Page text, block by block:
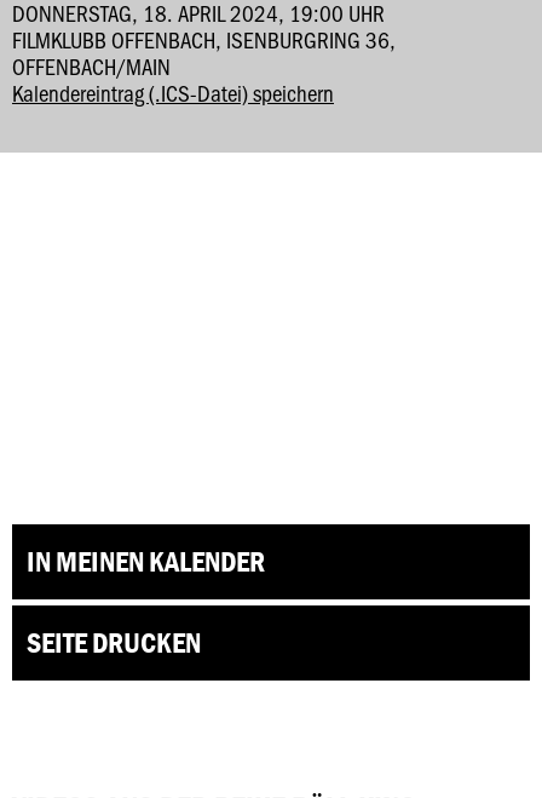
DONNERSTAG, 18. APRIL 2024, 19:00 UHR
FILMKLUBB OFFENBACH, ISENBURGRING 36,
OFFENBACH/MAIN
Kalendereintrag (.ICS-Datei) speichern
IN MEINEN KALENDER
SEITE DRUCKEN